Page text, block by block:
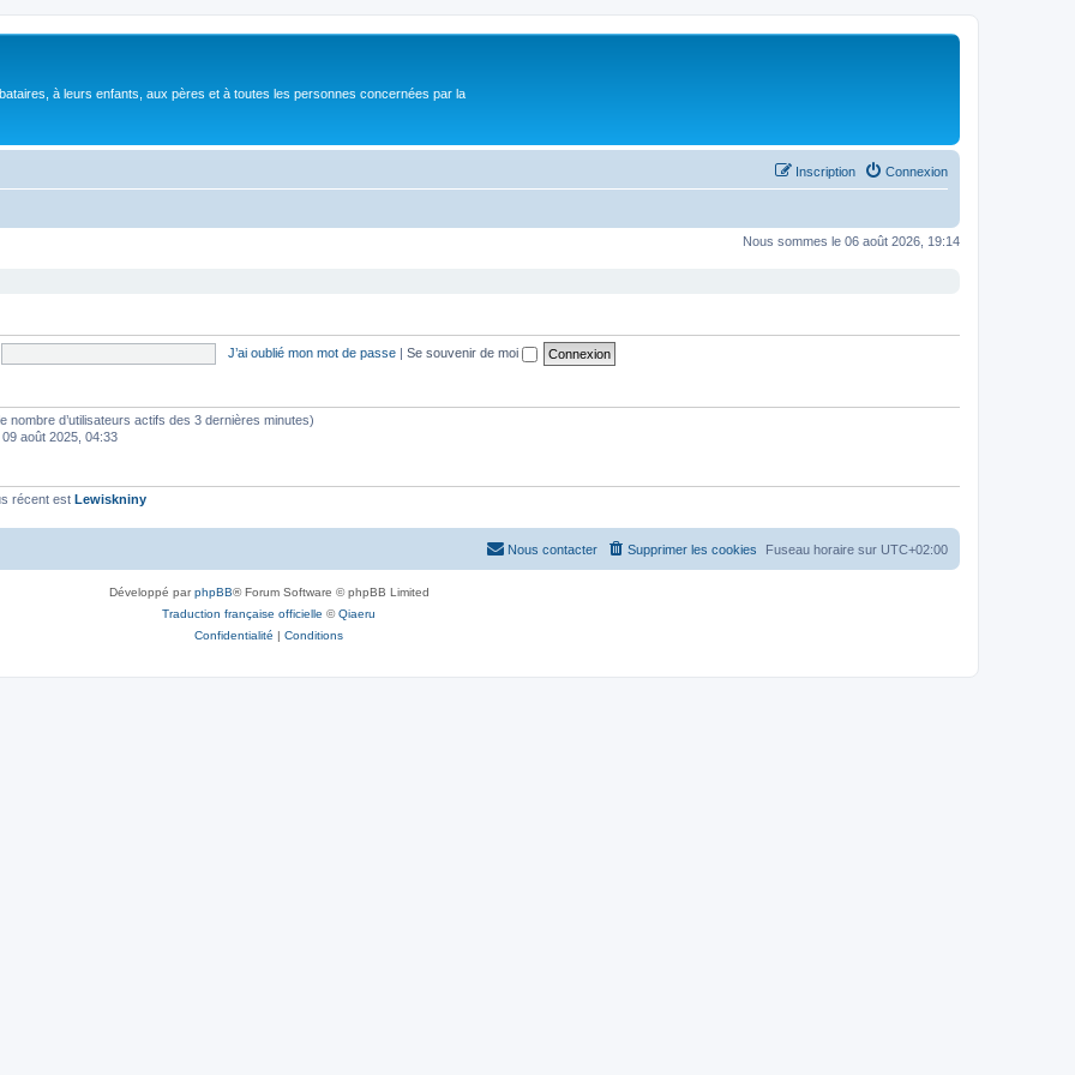
à leurs enfants, aux pères et à toutes les personnes concernées par la
Connexion
Inscription
Nous sommes le 06 août 2026, 19:14
J’ai oublié mon mot de passe | Se souvenir de moi
nombre d’utilisateurs actifs des 3 dernières minutes)
09 août 2025, 04:33
récent est Lewiskniny
Fuseau horaire sur UTC+02:00
Supprimer les cookies
Nous contacter
Développé parphpBB® Forum Software © phpBB Limited
Traduction française officielle ©Qiaeru
Confidentialité | Conditions